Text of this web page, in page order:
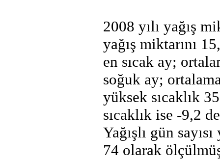
2008 yılı yağış
yağış miktarını
en sıcak ay;
soğuk ay;
yüksek sıcaklık
sıcaklık ise -9,2
Yağışlı gün
74 olarak